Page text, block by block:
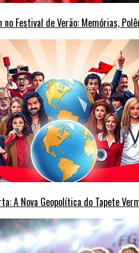
Festival de Verão: Memórias,
A Nova Geopolítica do Tapete